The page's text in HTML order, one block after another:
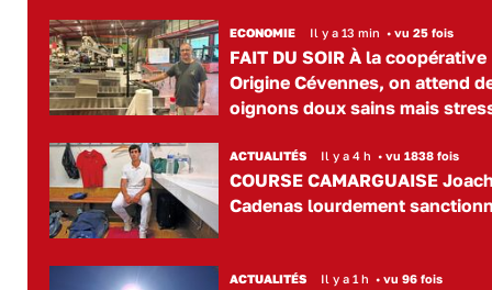
ECONOMIE Il y a 13 min • vu 25 fois
FAIT DU SOIR À la coopérative
Origine Cévennes, on attend
oignons doux sains mais
ACTUALITÉS Il y a 4 h • vu 1838 fois
COURSE CAMARGUAISE
Cadenas lourdement
ACTUALITÉS Il y a 1 h • vu 96 fois